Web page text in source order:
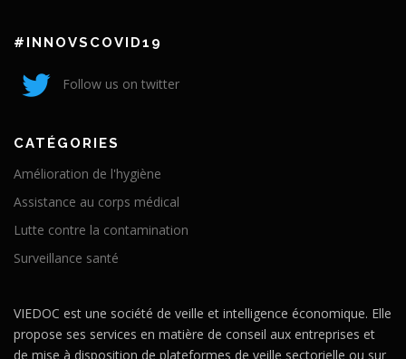
#INNOVSCOVID19
Follow us on twitter
CATÉGORIES
Amélioration de l'hygiène
Assistance au corps médical
Lutte contre la contamination
Surveillance santé
VIEDOC est une société de veille et intelligence économique. Elle
propose ses services en matière de conseil aux entreprises et
de mise à disposition de plateformes de veille sectorielle ou sur